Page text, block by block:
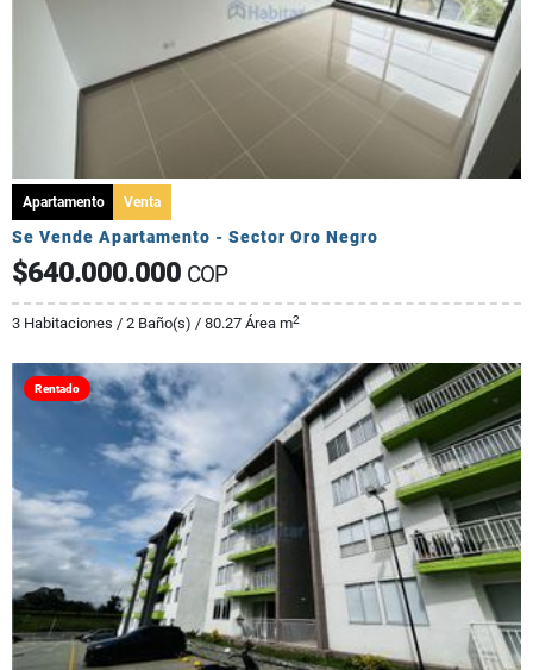
Apartamento Venta
Se Vende Apartamento - Sector Oro Negro
$640.000.000 COP
3 Habitaciones / 2 Baño(s) / 80.27 Área m2
Rentado